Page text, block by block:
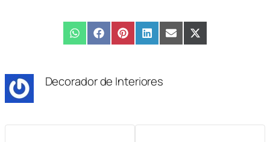
Compartir
en
WhatsAppCompartir
en
FacebookCompartir
en
PinterestCompartir
en
LinkedInCompartir
en
EmailCompartir
en
X
(Twitter)
Decorador de Interiores